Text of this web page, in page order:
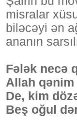
misralar
biləcəyi ən
ananın
Fələk necə
Allah qənim
De, kim
Beş oğul